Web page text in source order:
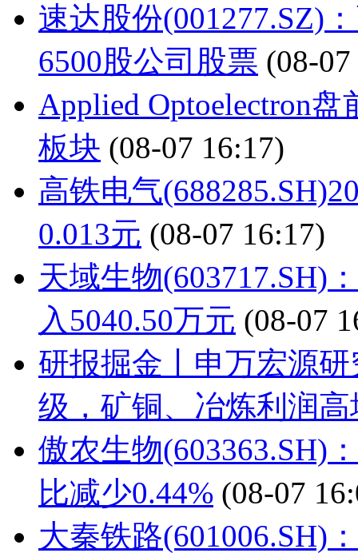
速达股份(001277.SZ)
6500股公司股票 (08-
Applied Optoelectron
板块 (08-07 16:17)
高铁电气
0.013元 (08-07 16:17)
天域生物(603717.SH)
入5040.50万元 (08-07
研报掘金丨申万宏源
级，矿铜、冶炼利润高
傲农生物(603363.SH)
比减少0.44% (08-07
大秦铁路(601006.SH)